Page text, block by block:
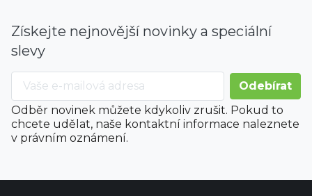
Získejte nejnovější novinky a speciální
slevy
Odběr novinek můžete kdykoliv zrušit. Pokud to
chcete udělat, naše kontaktní informace naleznete
v právním oznámení.